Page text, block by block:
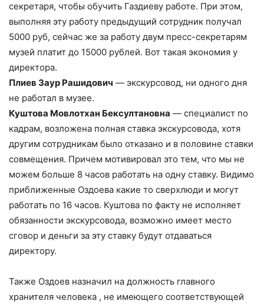
секретаря, чтобы обучить Газдиеву работе. При этом,
выполняя эту работу предыдущий сотрудник получал
5000 руб, сейчас же за работу двум пресс-секретарям
музей платит до 15000 рублей. Вот такая экономия у
директора.
Плиев Заур Рашидович — экскурсовод, ни одного дня
не работал в музее.
Куштова Мовлотхан Бексултановна — специалист по
кадрам, возложена полная ставка экскурсовода, хотя
другим сотрудникам было отказано и в половине ставки
совмещения. Причем мотивировал это тем, что мы не
можем больше 8 часов работать на одну ставку. Видимо
приближенные Оздоева какие то сверхлюди и могут
работать по 16 часов. Куштова по факту не исполняет
обязанности экскурсовода, возможно имеет место
сговор и деньги за эту ставку будут отдаваться
директору.
Также Оздоев назначил на должность главного
хранителя человека , не имеющего соответствующей